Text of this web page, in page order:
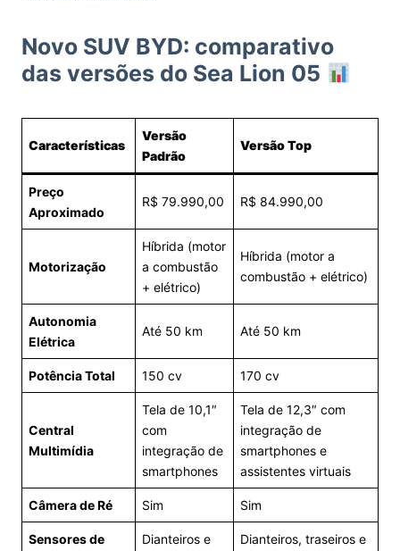
Novo SUV BYD: comparativo
das versões do Sea Lion 05
Características
Versão
Padrão
Versão Top
Preço
Aproximado
R$ 79.990,00 R$ 84.990,00
Motorização
Híbrida (motor
a combustão
+ elétrico)
Híbrida (motor a
combustão + elétrico)
Autonomia
Elétrica
Até 50 km Até 50 km
Potência Total 150 cv 170 cv
Central
Multimídia
Tela de 10,1″
com
integração de
smartphones
Tela de 12,3″ com
integração de
smartphones e
assistentes virtuais
Câmera de Ré Sim Sim
Sensores de Dianteiros e Dianteiros, traseiros e